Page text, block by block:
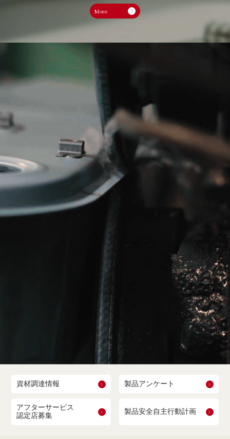
More
資材調達情報 製品アンケート
アフターサービス
認定店募集
製品安全自主行動計画